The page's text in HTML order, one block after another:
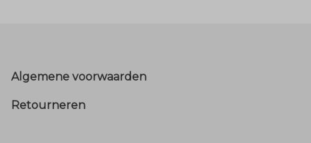
Footer
Algemene voorwaarden
Retourneren